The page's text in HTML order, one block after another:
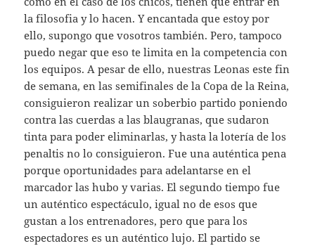
la filosofia y lo hacen. Y encantada que estoy por
ello, supongo que vosotros también. Pero, tampoco
puedo negar que eso te limita en la competencia con
los equipos. A pesar de ello, nuestras Leonas este fin
de semana, en las semifinales de la Copa de la Reina,
consiguieron realizar un soberbio partido poniendo
contra las cuerdas a las blaugranas, que sudaron
tinta para poder eliminarlas, y hasta la lotería de los
penaltis no lo consiguieron. Fue una auténtica pena
porque oportunidades para adelantarse en el
marcador las hubo y varias. El segundo tiempo fue
un auténtico espectáculo, igual no de esos que
gustan a los entrenadores, pero que para los
espectadores es un auténtico lujo. El partido se